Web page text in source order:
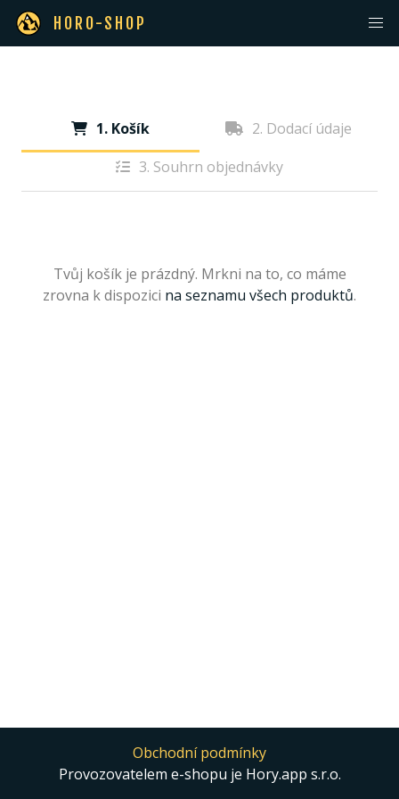
HORO-SHOP
1. Košík
2. Dodací údaje
3. Souhrn objednávky
Tvůj košík je prázdný. Mrkni na to, co máme
zrovna k dispozici na seznamu všech produktů.
Obchodní podmínky
Provozovatelem e-shopu je Hory.app s.r.o.